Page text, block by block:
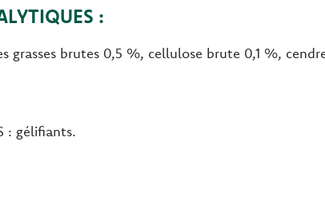
:
grasses brutes 0,5 %, cellulose brute 0,1 %,
: gélifiants.